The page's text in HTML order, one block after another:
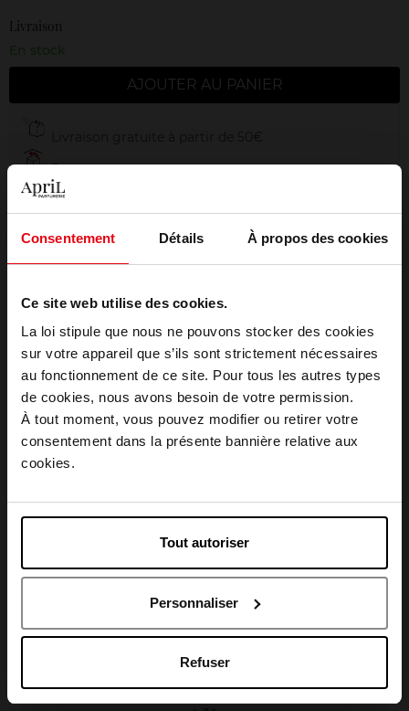
Consentement Détails À propos des cookies
Ce site web utilise des cookies.
La loi stipule que nous ne pouvons stocker des cookies
sur votre appareil que s’ils sont strictement nécessaires
au fonctionnement de ce site. Pour tous les autres types
de cookies, nous avons besoin de votre permission.
À tout moment, vous pouvez modifier ou retirer votre
consentement dans la présente bannière relative aux
cookies.
Tout autoriser
Personnaliser
Refuser
Livraison
En stock
AJOUTER AU PANIER
Retour gratuit dans votre magasin
Emballage cadeau offert
Description
Conseil d'utilisation
Caractéristiques
Oublié quelque chose ?
Choisissez votre pays
April Belgique
April Luxembourg